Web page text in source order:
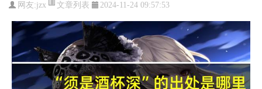
网友:jzx 文章列表 2024-11-24 09:57:53